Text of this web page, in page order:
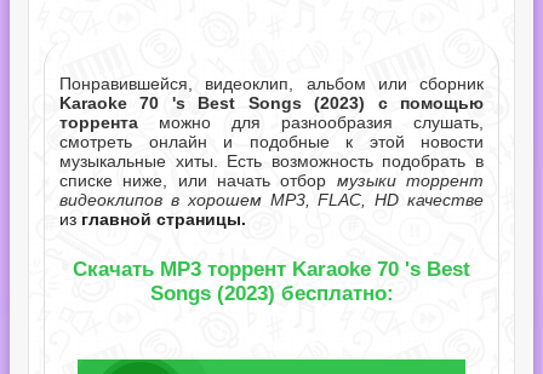
Понравившейся, видеоклип, альбом или сборник
Karaoke 70 's Best Songs (2023) с помощью
торрента можно для разнообразия слушать,
смотреть онлайн и подобные к этой новости
музыкальные хиты. Есть возможность подобрать в
списке ниже, или начать отбор музыки торрент
видеоклипов в хорошем MP3, FLAC, HD качестве
из главной страницы.
Скачать MP3 торрент Karaoke 70 's Best
Songs (2023) бесплатно: